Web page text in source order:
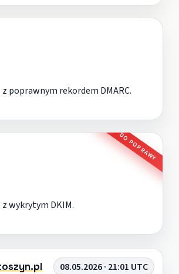
z poprawnym rekordem DMARC.
DO POPRAWY
z wykrytym DKIM.
08.05.2026 · 21:01 UTC